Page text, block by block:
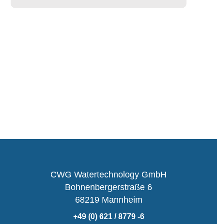
CWG Watertechnology GmbH
Bohnenbergerstraße 6
68219 Mannheim
+49 (0) 621 / 8779 -6